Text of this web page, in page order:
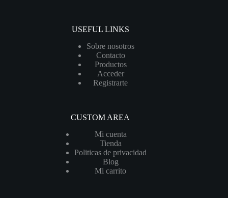
USEFUL LINKS
Sobre nosotros
Contacto
Productos
Acceder
Registrarte
CUSTOM AREA
Mi cuenta
Tienda
Politicas de privacidad
Blog
Mi carrito